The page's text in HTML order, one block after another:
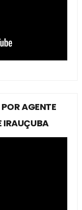
POR AGENTE
IRAUÇUBA